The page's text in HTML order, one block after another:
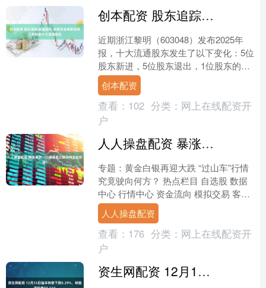
创本配资 股东追踪|高盛国际-自有资金等新进浙江黎明前十大流通股东
近期浙江黎明（603048）发布2025年
报，十大流通股东发生了以下变化：5位
股东新进，5位股东退出，1位股东的自
持流通股份增加，1位股东的自持流通股
份减少。 ....
创本配资
查看： 102 分类： 网上在线配资开
户
人人操盘配资 暴涨暴跌，白银寻底之路为何如此坎坷？
专题：黄金白银再迎大跌 “过山车”行情
究竟驶向何方？ 热点栏目 自选股 数据
中心 行情中心 资金流向 模拟交易 客户
端 文章来源：金十数据 受流动性短缺影
响，白....
人人操盘配资
查看： 176 分类： 网上在线配资开
户
资生网配资 12月15日益丰转债下跌0.29%，转股溢价率83.11%